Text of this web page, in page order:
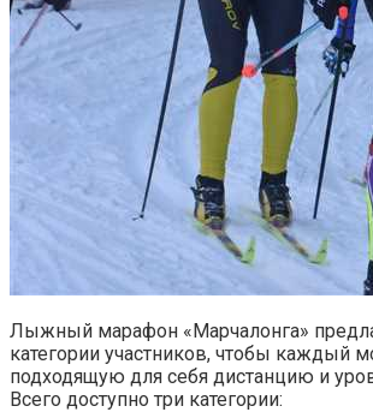
Лыжный марафон «Марчалонга»
категории участников, чтобы каждый
подходящую для себя дистанцию и
Всего доступно три категории: